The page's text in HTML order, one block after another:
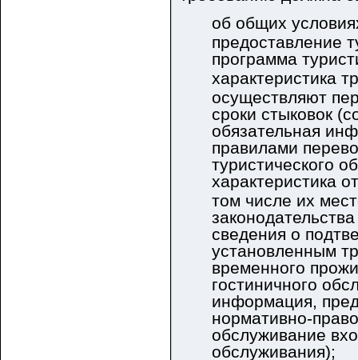
об общих
предоставление
программа
характеристика
осуществляют
сроки стыковок
обязательная
правилами
туристического
характеристика
том числе их
сведения о
установленным
временного
гостиничного
информация,
нормативно-
обслуживание
обслуживания);